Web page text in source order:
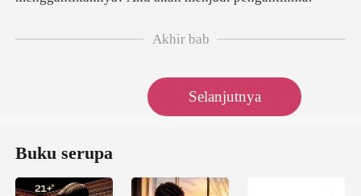
Akhir bab
Selanjutnya
Buku serupa